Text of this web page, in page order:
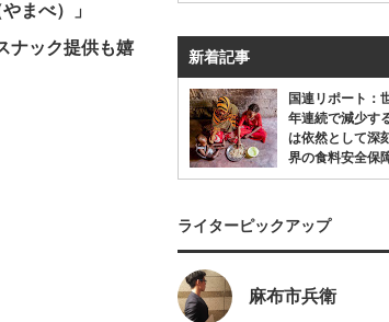
まべ）」
ナック提供も嬉
新着記事
国連リポート：
年連続で減少す
は依然として深
界の食料安全保
ライターピックアップ
麻布市兵衛